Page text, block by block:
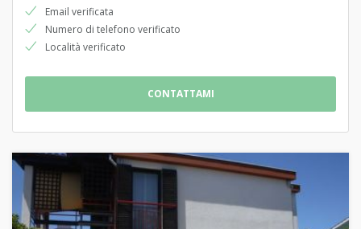
Email verificata
Numero di telefono verificato
Località verificato
CONTATTAMI